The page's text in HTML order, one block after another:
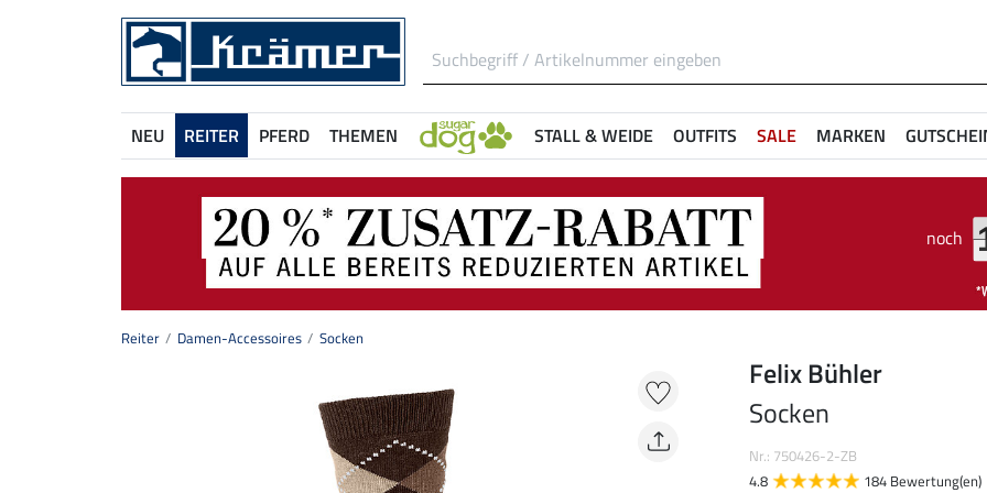
NEU REITER PFERD THEMEN STALL & WEIDE OUTFITS SALE MARKEN
noch
Reiter Damen-Accessoires Socken
Felix Bühler
Socken
Nr.: 750426-2-ZB
4.8
184 Bewertung(en)